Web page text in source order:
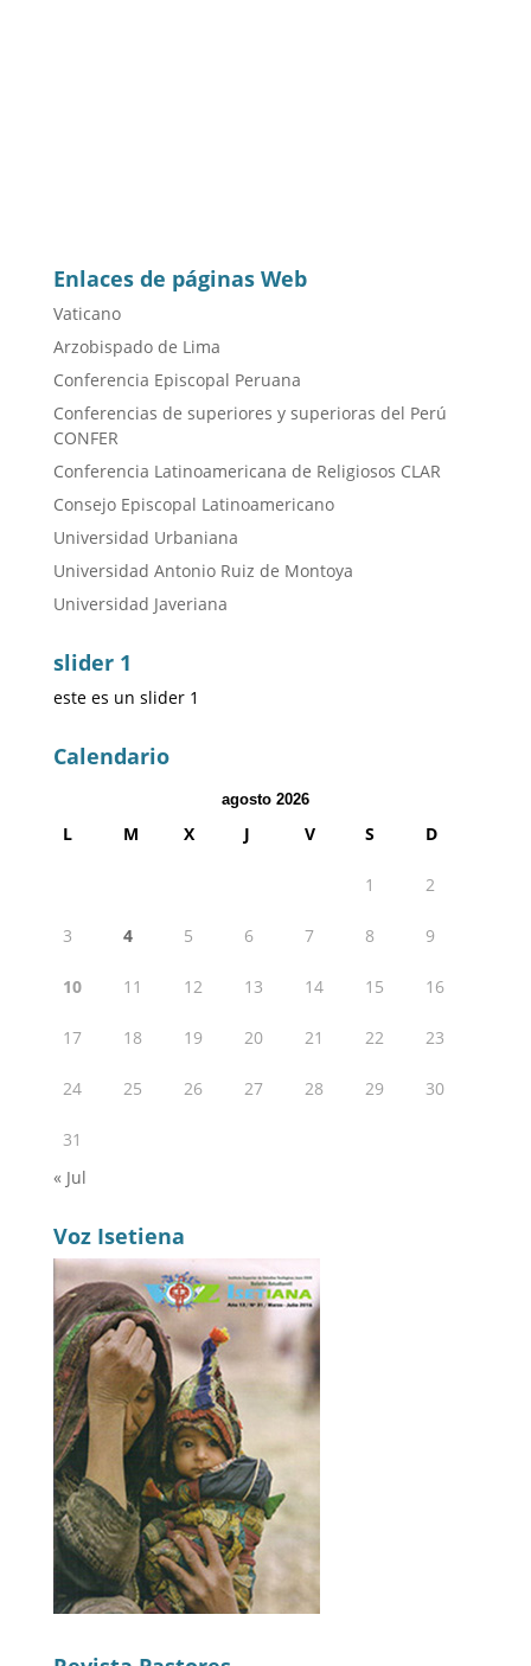
Enlaces de páginas Web
Vaticano
Arzobispado de Lima
Conferencia Episcopal Peruana
Conferencias de superiores y superioras del Perú
CONFER
Conferencia Latinoamericana de Religiosos CLAR
Consejo Episcopal Latinoamericano
Universidad Urbaniana
Universidad Antonio Ruiz de Montoya
Universidad Javeriana
slider 1
este es un slider 1
Calendario
agosto 2026
L M X J V S D
1 2
3 4 5 6 7 8 9
10 11 12 13 14 15 16
17 18 19 20 21 22 23
24 25 26 27 28 29 30
31
« Jul
Voz Isetiena